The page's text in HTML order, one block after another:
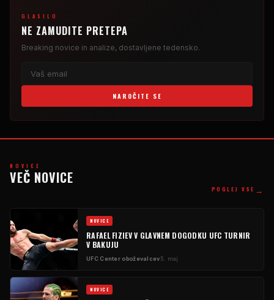
GLASILO
NE ZAMUDITE PRETEPA
Breaking novice in analize, dostavljene tedensko.
NAROČITE SE
NOVICE
VEČ NOVICE
POGLEJ VSE →
NOVICE
RAFAEL FIZIEV V GLAVNEM DOGODKU UFC TURNIR
V BAKUJU
UFCCenter oboževalcev5. maj
NOVICE